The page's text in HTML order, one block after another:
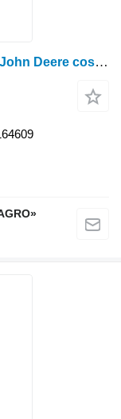
John Deere AH208345 reductor para John Deere cosechadora de cereales